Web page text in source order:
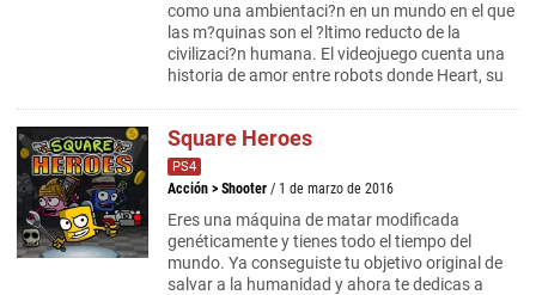
como una ambientaci?n en un mundo en el que
las m?quinas son el ?ltimo reducto de la
civilizaci?n humana. El videojuego cuenta una
historia de amor entre robots donde Heart, su
Square Heroes
PS4
Acción > Shooter / 1 de marzo de 2016
Eres una máquina de matar modificada
genéticamente y tienes todo el tiempo del
mundo. Ya conseguiste tu objetivo original de
salvar a la humanidad y ahora te dedicas a